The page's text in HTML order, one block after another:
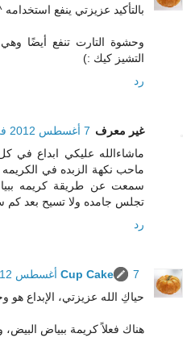
بالتأكيد عزيزتي ينفع
وحشوة التارت تنفع أيضًا
التشيز كيك :)
رد
غير معرف 7 أغسطس 2012 في 2:33 ص
ماشاءالله عليكي ابداع
ماحب نكهة الزبده في
سمعت عن طريقة كريمه
تجلس جامده ولا تسيح بعد كم
رد
Cup Cake
7 أغسطس 2012 في 7:56 م
حياكِ الله عزيزتي، الإبداع
هناك فعلاً كريمة ببياض البيض،